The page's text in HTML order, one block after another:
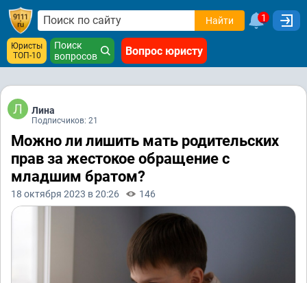
Найти 1
Юристы
ТОП-10
Поиск
вопросов
Вопрос юристу
Лина
Подписчиков: 21
Можно ли лишить мать родительских
прав за жестокое обращение с
младшим братом?
18 октября 2023 в 20:26 146